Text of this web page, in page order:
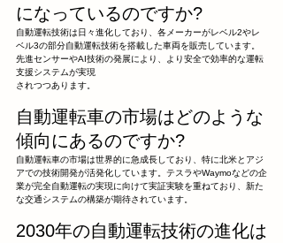
になっているのですか?
自動運転技術は日々進化しており、各メーカーがレベル2やレ
ベル3の部分自動運転技術を搭載した車両を販売しています。
先進センサーやAI技術の発展により、より安全で効率的な運転
支援システムが実現
されつつあります。
自動運転車の市場はどのような
傾向にあるのですか?
自動運転車の市場は世界的に急成長しており、特に北米とアジ
アでの技術開発が活発化しています。テスラやWaymoなどの企
業が完全自動運転の実現に向けて実証実験を重ねており、新た
な交通システムの構築が期待されています。
2030年の自動運転技術の進化は